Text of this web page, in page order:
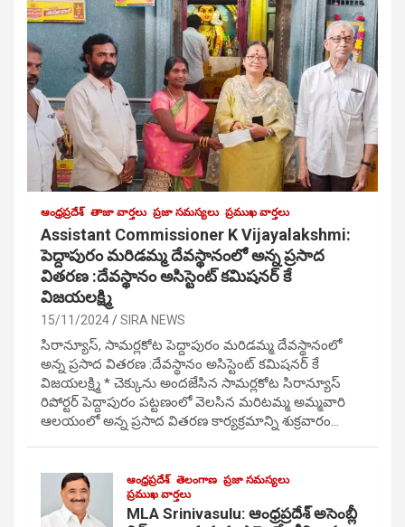
ఆంధ్రప్రదేశ్ తాజా వార్తలు ప్రజా సమస్యలు ప్రముఖ వార్తలు
Assistant Commissioner K Vijayalakshmi:
పెద్దాపురం మరిడమ్మ దేవస్థానంలో అన్న ప్రసాద
వితరణ :దేవస్థానం అసిస్టెంట్ కమిషనర్ కే
విజయలక్ష్మి
15/11/2024 SIRA NEWS
సిరాన్యూస్, సామర్లకోట పెద్దాపురం మరిడమ్మ దేవస్థానంలో
అన్న ప్రసాద వితరణ :దేవస్థానం అసిస్టెంట్ కమిషనర్ కే
విజయలక్ష్మి * చెక్కును అందజేసిన సామర్లకోట సిరాన్యూస్
రిపోర్టర్ పెద్దాపురం పట్టణంలో వెలసిన మరిటమ్మ అమ్మవారి
ఆలయంలో అన్న ప్రసాద వితరణ కార్యక్రమాన్ని శుక్రవారం…
ఆంధ్రప్రదేశ్ తెలంగాణ ప్రజా సమస్యలు
ప్రముఖ వార్తలు
MLA Srinivasulu: ఆంధ్రప్రదేశ్ అసెంబ్లీ